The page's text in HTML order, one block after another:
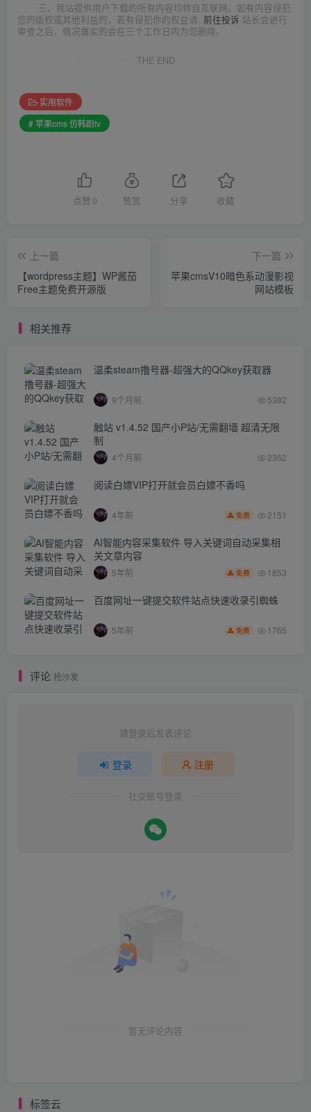
三、我站提供用户下载的所有内容均转自互联网。如有内容侵犯
您的版权或其他利益的，若有侵犯你的权益请: 前往投诉 站长会进行
审查之后，情况属实的会在三个工作日内为您删除。
THE END
实用软件
# 苹果cms 仿韩剧tv
点赞 0 赞赏 分享 收藏
上一篇
【wordpress主题】WP酱茄
Free主题免费开源版
下一篇
苹果cmsV10暗色系动漫影视
网站模板
相关推荐
温柔steam撸号器-超强大的QQkey获取器
9个月前 5382
触站 v1.4.52 国产小P站/无需翻墙 超清无限
制
4个月前 2362
阅读白嫖VIP打开就会员白嫖不香吗
4年前 免费 2151
AI智能内容采集软件 导入关键词自动采集相
关文章内容
5年前 免费 1853
百度网址一键提交软件站点快速收录引蜘蛛
5年前 免费 1765
评论 抢沙发
请登录后发表评论
登录 注册
社交账号登录
暂无评论内容
标签云